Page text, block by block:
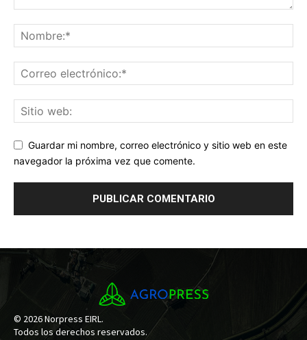
Guardar mi nombre, correo electrónico y sitio web en este
navegador la próxima vez que comente.
© 2026 Norpress EIRL.
Todos los derechos reservados.